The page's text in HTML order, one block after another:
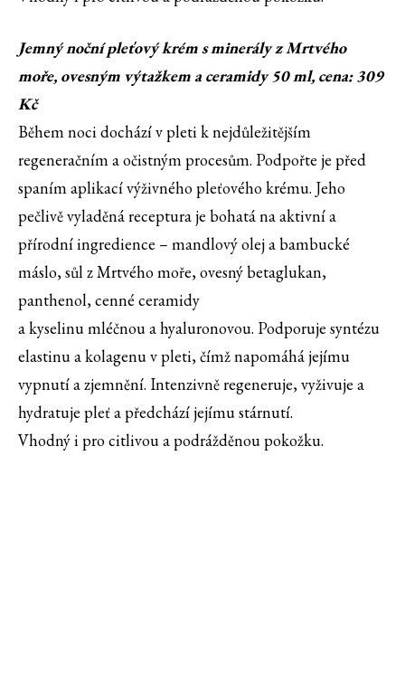
Jemný noční pleťový krém s minerály z Mrtvého
moře, ovesným výtažkem a ceramidy 50 ml, cena: 309
Kč
Během noci dochází v pleti k nejdůležitějším
regeneračním a očistným procesům. Podpořte je před
spaním aplikací výživného pleťového krému. Jeho
pečlivě vyladěná receptura je bohatá na aktivní a
přírodní ingredience – mandlový olej a bambucké
máslo, sůl z Mrtvého moře, ovesný betaglukan,
panthenol, cenné ceramidy
a kyselinu mléčnou a hyaluronovou. Podporuje syntézu
elastinu a kolagenu v pleti, čímž napomáhá jejímu
vypnutí a zjemnění. Intenzivně regeneruje, vyživuje a
hydratuje pleť a předchází jejímu stárnutí.
Vhodný i pro citlivou a podrážděnou pokožku.